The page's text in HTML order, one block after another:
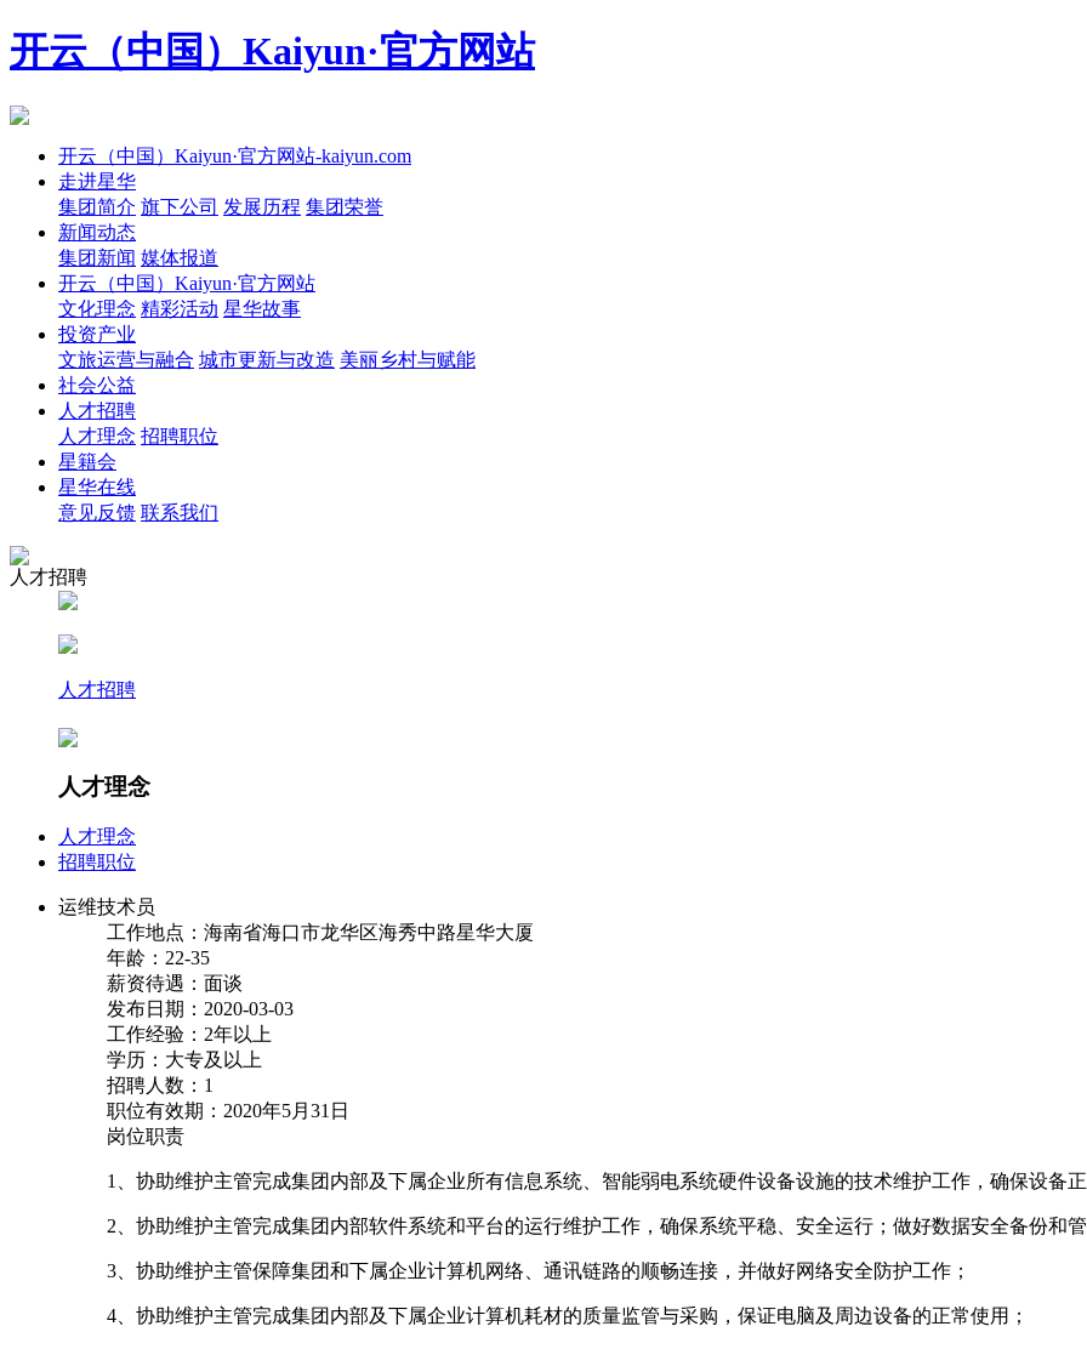
开云（中国）Kaiyun·官方网站
开云（中国）Kaiyun·官方网站-kaiyun.com
走进星华
集团简介 旗下公司 发展历程 集团荣誉
新闻动态
集团新闻 媒体报道
开云（中国）Kaiyun·官方网站
文化理念 精彩活动 星华故事
投资产业
文旅运营与融合 城市更新与改造 美丽乡村与赋能
社会公益
人才招聘
人才理念 招聘职位
星籍会
星华在线
意见反馈 联系我们
人才招聘
人才招聘
人才理念
人才理念
招聘职位
运维技术员
工作地点：海南省海口市龙华区海秀中路星华大厦
年龄：22-35
薪资待遇：面谈
发布日期：2020-03-03
工作经验：2年以上
学历：大专及以上
招聘人数：1
职位有效期：2020年5月31日
岗位职责
1、协助维护主管完成集团内部及下属企业所有信息系统、智能弱电系统硬件设备设施的技术维护工作，确保设备正
2、协助维护主管完成集团内部软件系统和平台的运行维护工作，确保系统平稳、安全运行；做好数据安全备份和管
3、协助维护主管保障集团和下属企业计算机网络、通讯链路的顺畅连接，并做好网络安全防护工作；
4、协助维护主管完成集团内部及下属企业计算机耗材的质量监管与采购，保证电脑及周边设备的正常使用；